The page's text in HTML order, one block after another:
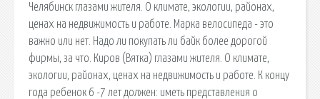
Челябинск глазами жителя. О климате, экологии, районах,
ценах на недвижимость и работе. Марка велосипеда - это
важно или нет. Надо ли покупать ли байк более дорогой
фирмы, за что. Киров (Вятка) глазами жителя. О климате,
экологии, районах, ценах на недвижимость и работе. К концу
года ребенок 6 -7 лет должен: иметь представления о